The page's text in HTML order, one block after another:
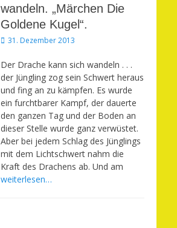
wandeln. „Märchen Die
Goldene Kugel“.
Veröffentlicht
31. Dezember 2013
Der Drache kann sich wandeln . . .
der Jüngling zog sein Schwert heraus
und fing an zu kämpfen. Es wurde
ein furchtbarer Kampf, der dauerte
den ganzen Tag und der Boden an
dieser Stelle wurde ganz verwüstet.
Aber bei jedem Schlag des Jünglings
mit dem Lichtschwert nahm die
Kraft des Drachens ab. Und am
weiterlesen…